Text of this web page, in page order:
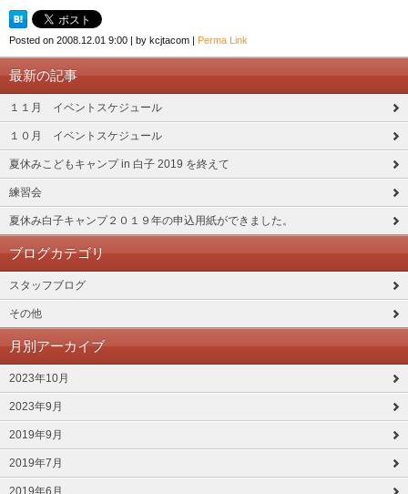
Posted on 2008.12.01 9:00 | by kcjtacom | Perma Link
最新の記事
１１月 イベントスケジュール
１０月 イベントスケジュール
夏休みこどもキャンプ in 白子 2019 を終えて
練習会
夏休み白子キャンプ２０１９年の申込用紙ができました。
ブログカテゴリ
スタッフブログ
その他
月別アーカイブ
2023年10月
2023年9月
2019年9月
2019年7月
2019年6月